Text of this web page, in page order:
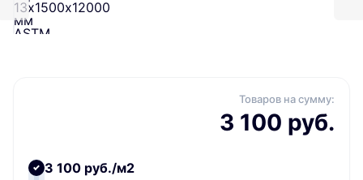
Товаров на сумму:
3 100 руб.
3 100 руб./м2